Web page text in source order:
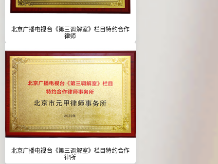
北京广播电视台《第三调解室》栏目特约合作
律师
北京广播电视台《第三调解室》栏目特约合作
律所